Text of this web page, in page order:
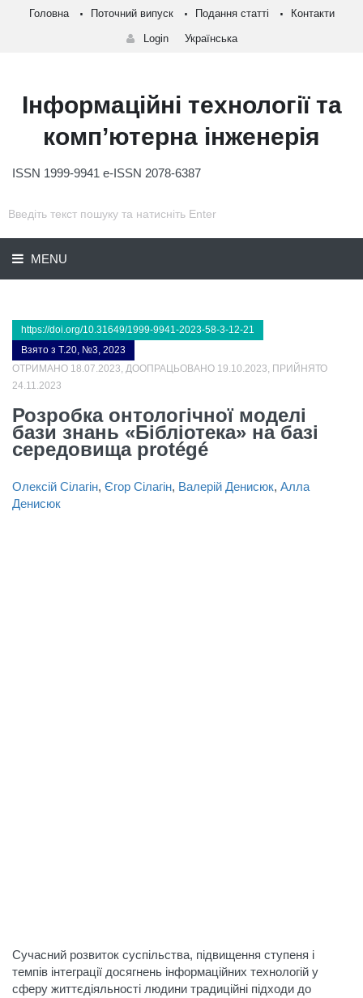
Головна Поточний випуск Подання статті Контакти
Login Українська
Інформаційні технології та
комп’ютерна інженерія
ISSN 1999-9941 e-ISSN 2078-6387
MENU
https://doi.org/10.31649/1999-9941-2023-58-3-12-21
Взято з Т.20, №3, 2023
ОТРИМАНО 18.07.2023, ДООПРАЦЬОВАНО 19.10.2023, ПРИЙНЯТО
24.11.2023
Розробка онтологічної моделі
бази знань «Бібліотека» на базі
середовища protégé
Олексій Сілагін, Єгор Сілагін, Валерій Денисюк, Алла
Денисюк
Сучасний розвиток суспільства, підвищення ступеня і
темпів інтеграції досягнень інформаційних технологій у
сферу життєдіяльності людини традиційні підходи до